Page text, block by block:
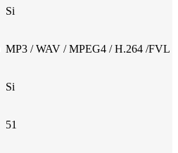
Si
MP3 / WAV / MPEG4 / H.264 /FVL
Si
51